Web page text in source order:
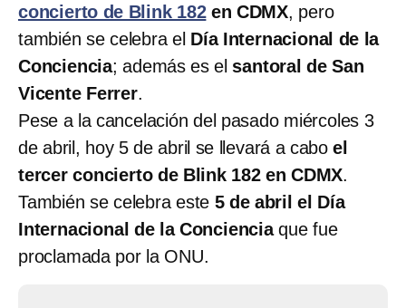
concierto de Blink 182en CDMX, pero
también se celebra el Día Internacional de la
Conciencia; además es el santoral de San
Vicente Ferrer.
Pese a la cancelación del pasado miércoles 3
de abril, hoy 5 de abril se llevará a caboel
tercer concierto de Blink 182 en CDMX.
También se celebra este 5 de abril el Día
Internacional de la Concienciaque fue
proclamada por la ONU.